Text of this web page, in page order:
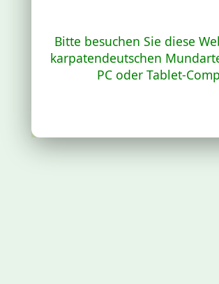
Bitte besuchen Sie diese
karpatendeutschen
PC oder Tablet-